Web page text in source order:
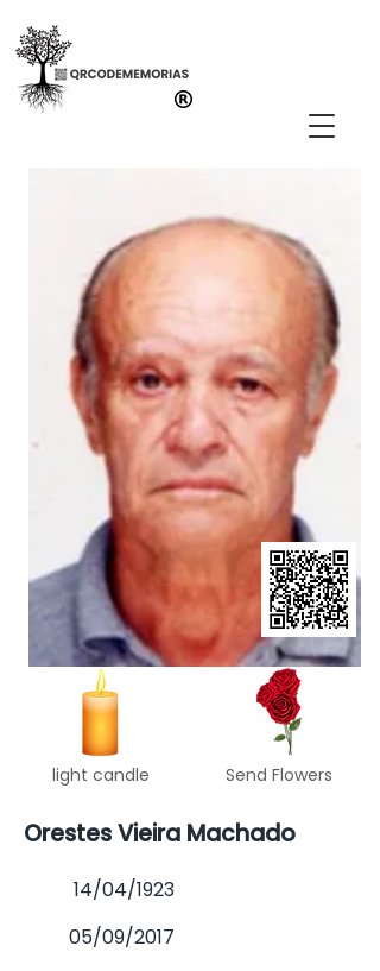
light candle Send Flowers
Orestes Vieira Machado
14/04/1923
05/09/2017